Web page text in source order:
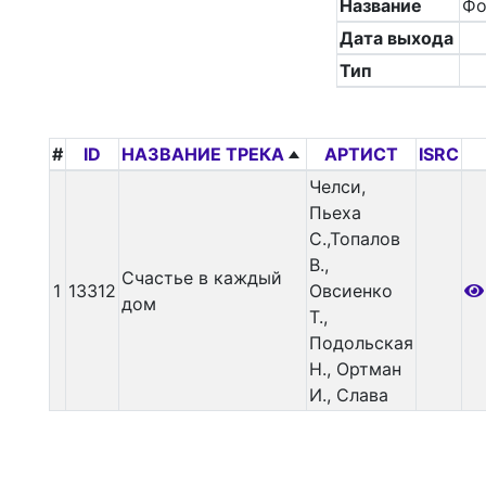
Название
Дата выхода
Тип
# ID НАЗВАНИЕ ТРЕКА АРТИСТ ISRC
1 13312
Счастье в каждый
дом
Челси,
Пьеха
С.,Топалов
В.,
Овсиенко
Т.,
Подольская
Н., Ортман
И., Слава